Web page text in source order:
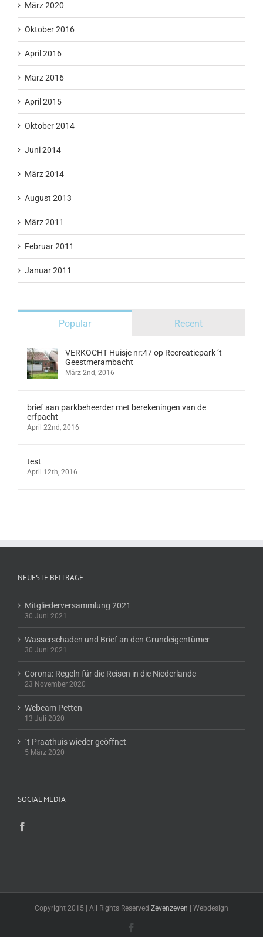
März 2020
Oktober 2016
April 2016
März 2016
April 2015
Oktober 2014
Juni 2014
März 2014
August 2013
März 2011
Februar 2011
Januar 2011
Popular Recent
VERKOCHT Huisje nr:47 op Recreatiepark ’t
Geestmerambacht
März 2nd, 2016
brief aan parkbeheerder met berekeningen van de
erfpacht
April 22nd, 2016
test
April 12th, 2016
NEUESTE BEITRÄGE
Mitgliederversammlung 2021
30 Juni 2021
Wasserschaden und Brief an den Grundeigentümer
30 Juni 2021
Corona: Regeln für die Reisen in die Niederlande
23 November 2020
Webcam Petten
13 Juli 2020
`t Praathuis wieder geöffnet
5 März 2020
SOCIAL MEDIA
Copyright 2015 | All Rights Reserved Zevenzeven | Webdesign